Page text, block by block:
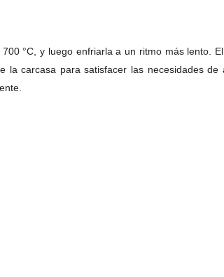
°C, y luego enfriarla a un ritmo más lento.
carcasa para satisfacer las necesidades de